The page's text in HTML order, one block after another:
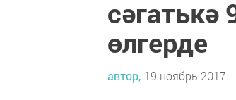
сәгатькә
өлгерде
автор, 19 ноябрь 2017 -